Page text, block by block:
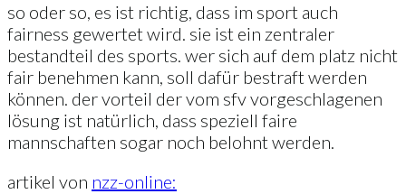
so oder so, es ist richtig, dass im sport auch
fairness gewertet wird. sie ist ein zentraler
bestandteil des sports. wer sich auf dem platz nicht
fair benehmen kann, soll dafür bestraft werden
können. der vorteil der vom sfv vorgeschlagenen
lösung ist natürlich, dass speziell faire
mannschaften sogar noch belohnt werden.
artikel von nzz-online: